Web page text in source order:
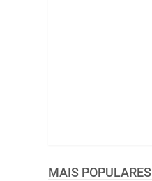
MAIS POPULARES